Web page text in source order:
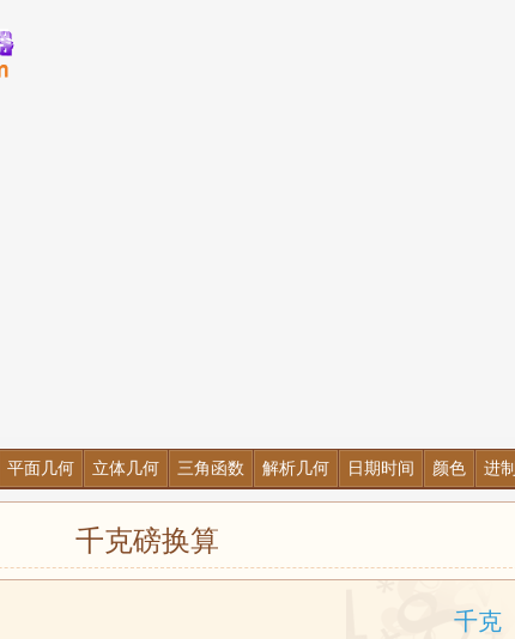
平面几何 立体几何 三角函数 解析几何 日期时间 颜色 进制
千克磅换算
千克